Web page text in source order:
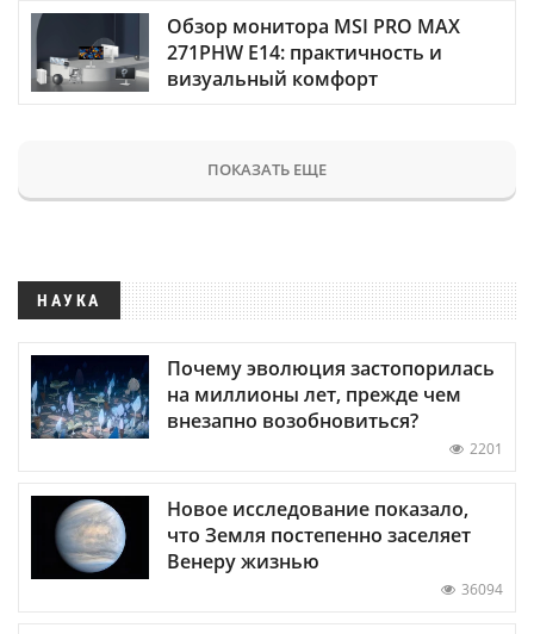
Обзор монитора MSI PRO MAX
271PHW E14: практичность и
визуальный комфорт
ПОКАЗАТЬ ЕЩЕ
НАУКА
Почему эволюция застопорилась
на миллионы лет, прежде чем
внезапно возобновиться?
2201
Новое исследование показало,
что Земля постепенно заселяет
Венеру жизнью
36094